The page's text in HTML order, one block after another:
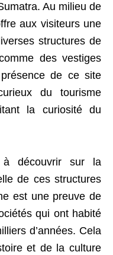
Au milieu de
aux visiteurs une
structures de
des vestiges
de ce site
du tourisme
la curiosité du
à découvrir sur la
de ces structures
est une preuve de
qui ont habité
d’années. Cela
et de la culture